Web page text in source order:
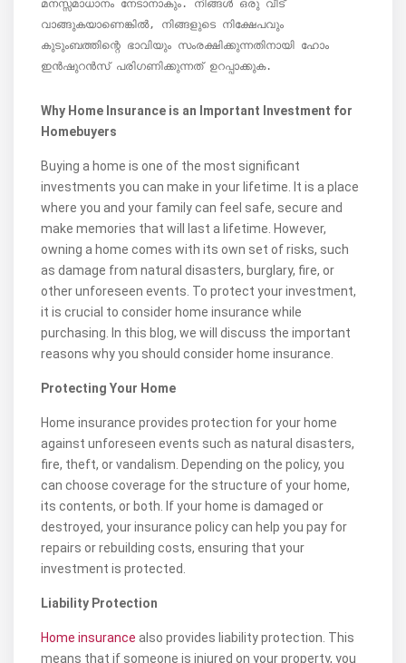
മനസ്സമാധാനം നേടാനാകും. നിങ്ങൾ ഒരു വീട്
വാങ്ങുകയാണെങ്കിൽ, നിങ്ങളുടെ നിക്ഷേപവും
കുടുംബത്തിന്റെ ഭാവിയും സംരക്ഷിക്കുന്നതിനായി ഹോം
ഇൻഷുറൻസ് പരിഗണിക്കുന്നത് ഉറപ്പാക്കുക.
Why Home Insurance is an Important Investment for
Homebuyers
Buying a home is one of the most significant
investments you can make in your lifetime. It is a place
where you and your family can feel safe, secure and
make memories that will last a lifetime. However,
owning a home comes with its own set of risks, such
as damage from natural disasters, burglary, fire, or
other unforeseen events. To protect your investment,
it is crucial to consider home insurance while
purchasing. In this blog, we will discuss the important
reasons why you should consider home insurance.
Protecting Your Home
Home insurance provides protection for your home
against unforeseen events such as natural disasters,
fire, theft, or vandalism. Depending on the policy, you
can choose coverage for the structure of your home,
its contents, or both. If your home is damaged or
destroyed, your insurance policy can help you pay for
repairs or rebuilding costs, ensuring that your
investment is protected.
Liability Protection
Home insurance also provides liability protection. This
means that if someone is injured on your property, you